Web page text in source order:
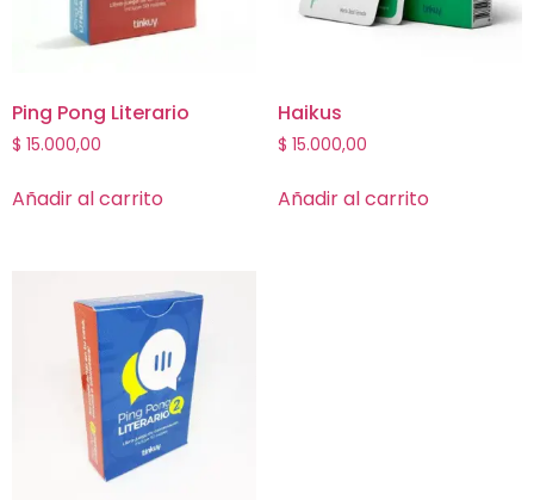
Ping Pong Literario
$ 15.000,00
Añadir al carrito
Haikus
$ 15.000,00
Añadir al carrito